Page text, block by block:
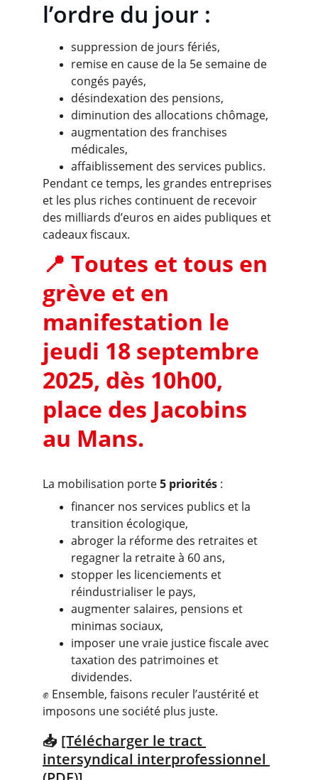
l’ordre du jour :
suppression de jours fériés,
remise en cause de la 5e semaine de
congés payés,
désindexation des pensions,
diminution des allocations chômage,
augmentation des franchises
médicales,
affaiblissement des services publics.
Pendant ce temps, les grandes entreprises
et les plus riches continuent de recevoir
des milliards d’euros en aides publiques et
cadeaux fiscaux.
📍 Toutes et tous en
grève et en
manifestation le
jeudi 18 septembre
2025, dès 10h00,
place des Jacobins
au Mans.
La mobilisation porte 5 priorités :
financer nos services publics et la
transition écologique,
abroger la réforme des retraites et
regagner la retraite à 60 ans,
stopper les licenciements et
réindustrialiser le pays,
augmenter salaires, pensions et
minimas sociaux,
imposer une vraie justice fiscale avec
taxation des patrimoines et
dividendes.
✊ Ensemble, faisons reculer l’austérité et
imposons une société plus juste.
📥 [Télécharger le tract
intersyndical interprofessionnel